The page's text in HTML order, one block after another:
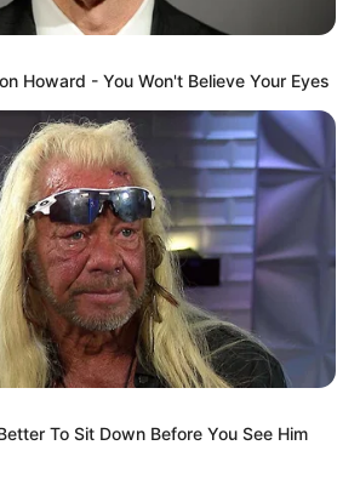
wenn sich die Präsidenten und
gegenseitig erschlagen würden,
so viele andere Menschen
weitere Kalauer
Impressum & Kontakt
Smartphone Startseite
Howard - You Won't Believe Your Eyes
To Sit Down Before You See Him